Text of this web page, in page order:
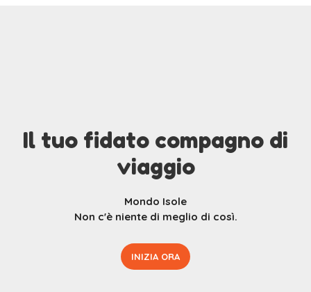
Il tuo fidato compagno di
viaggio
Mondo Isole
Non c'è niente di meglio di così.
INIZIA ORA